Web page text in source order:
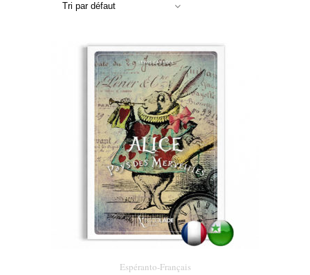
Tri par défaut
Espéranto-Français